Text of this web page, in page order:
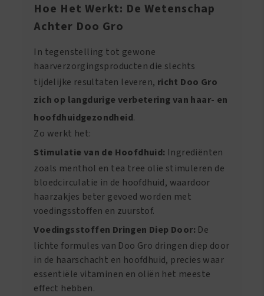
Hoe Het Werkt: De Wetenschap
Achter Doo Gro
In tegenstelling tot gewone
haarverzorgingsproducten die slechts
tijdelijke resultaten leveren, richt Doo Gro
zich op langdurige verbetering van haar- en
hoofdhuidgezondheid.
Zo werkt het:
Stimulatie van de Hoofdhuid: Ingrediënten
zoals menthol en tea tree olie stimuleren de
bloedcirculatie in de hoofdhuid, waardoor
haarzakjes beter gevoed worden met
voedingsstoffen en zuurstof.
Voedingsstoffen Dringen Diep Door: De
lichte formules van Doo Gro dringen diep door
in de haarschacht en hoofdhuid, precies waar
essentiële vitaminen en oliën het meeste
effect hebben.